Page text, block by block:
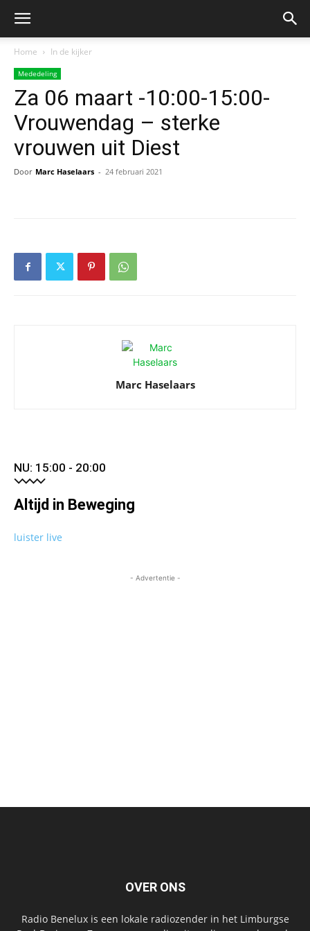
Home In de kijker
Mededeling
Za 06 maart -10:00-15:00-
Vrouwendag – sterke
vrouwen uit Diest
Door Marc Haselaars - 24 februari 2021
Marc Haselaars
NU: 15:00 - 20:00
Altijd in Beweging
luister live
- Advertentie -
OVER ONS
Radio Benelux is een lokale radiozender in het Limburgse